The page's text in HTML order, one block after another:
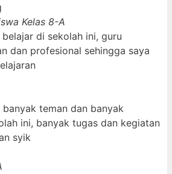
Kelas 8-A
di sekolah ini, guru
dan profesional sehingga saya
teman dan banyak
ini, banyak tugas dan kegiatan
syik